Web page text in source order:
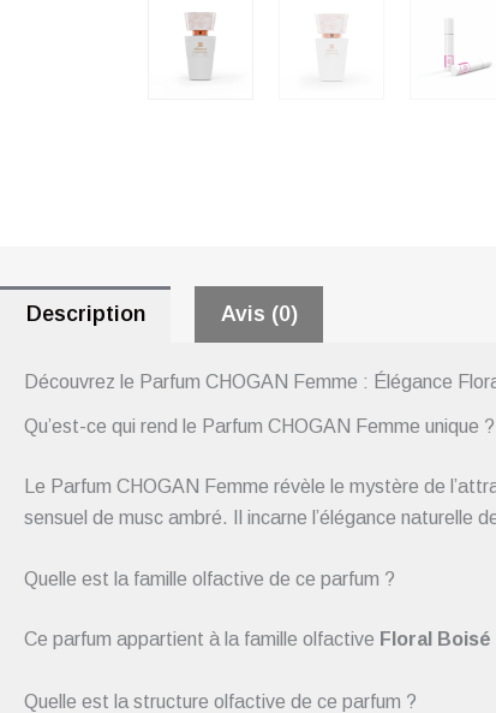
Description Avis (0)
Découvrez le Parfum CHOGAN Femme : Élégance
Qu’est-ce qui rend le Parfum CHOGAN Femme unique ?
Le Parfum CHOGAN Femme révèle le mystère de
sensuel de musc ambré. Il incarne l’élégance naturelle
Quelle est la famille olfactive de ce parfum ?
Ce parfum appartient à la famille olfactive Floral Boisé
Quelle est la structure olfactive de ce parfum ?